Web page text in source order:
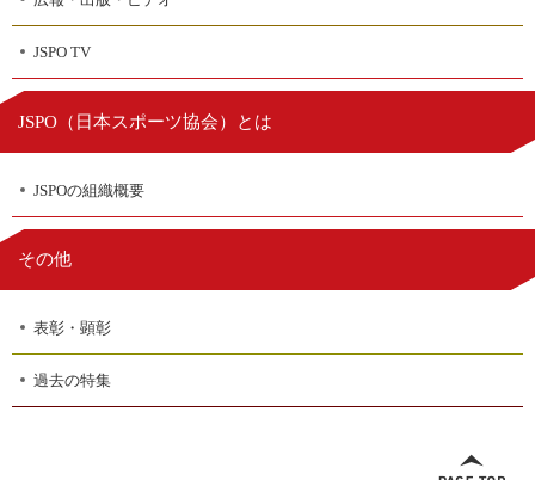
JSPO TV
JSPO（ 日本スポーツ協会）とは
JSPOの組織概要
その他
表彰・顕彰
過去の特集